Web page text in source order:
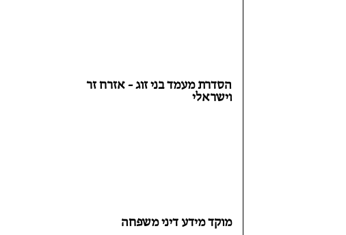
הסדרת מעמד בני זוג - אזרח זר
וישראלי
מוקד מידע דיני משפחה